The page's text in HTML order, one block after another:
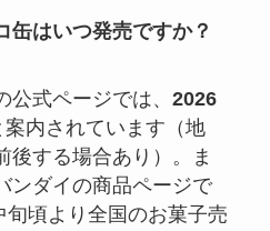
缶はいつ発売ですか？
式ページでは、 2026
案内されています（地
後する場合あり）。ま
ンダイの商品ページで
旬頃より全国のお菓子売